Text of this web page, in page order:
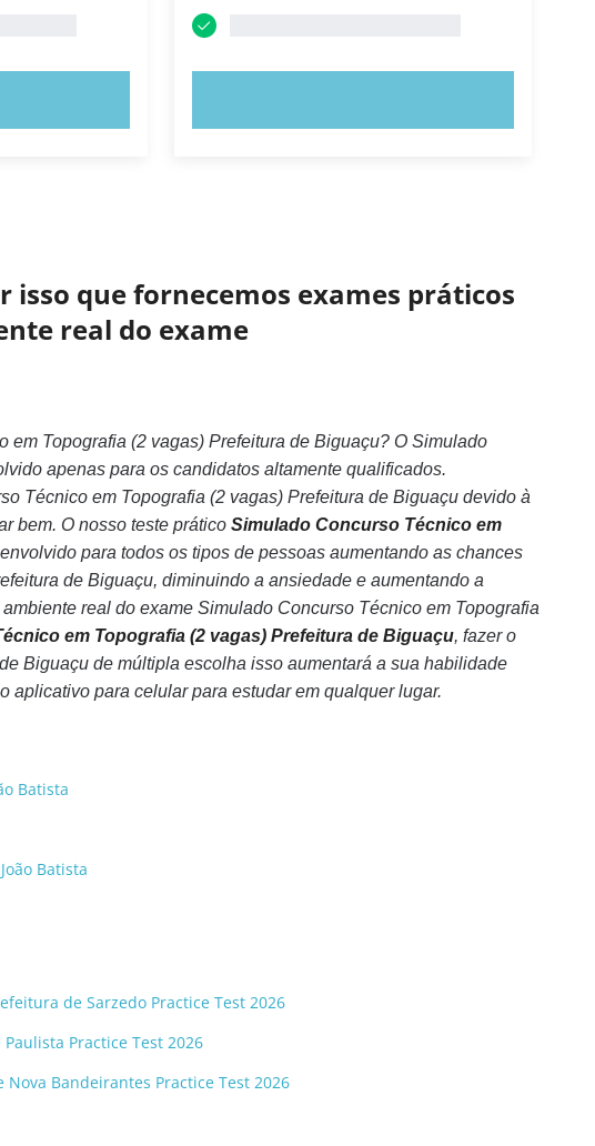
que fornecemos exames práticos
real do exame
Topografia (2 vagas) Prefeitura de Biguaçu? O Simulado
apenas para os candidatos altamente qualificados.
Técnico em Topografia (2 vagas) Prefeitura de Biguaçu devido à
bem. O nosso teste prático Simulado Concurso Técnico em
para todos os tipos de pessoas aumentando as chances
de Biguaçu, diminuindo a ansiedade e aumentando a
real do exame Simulado Concurso Técnico em Topografia
em Topografia (2 vagas) Prefeitura de Biguaçu, fazer o
Biguaçu de múltipla escolha isso aumentará a sua habilidade
aplicativo para celular para estudar em qualquer lugar.
Batista
Batista
de Sarzedo Practice Test 2026
Practice Test 2026
Bandeirantes Practice Test 2026